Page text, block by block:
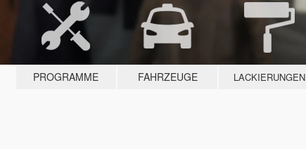
PROGRAMME FAHRZEUGE LACKIERUNGEN